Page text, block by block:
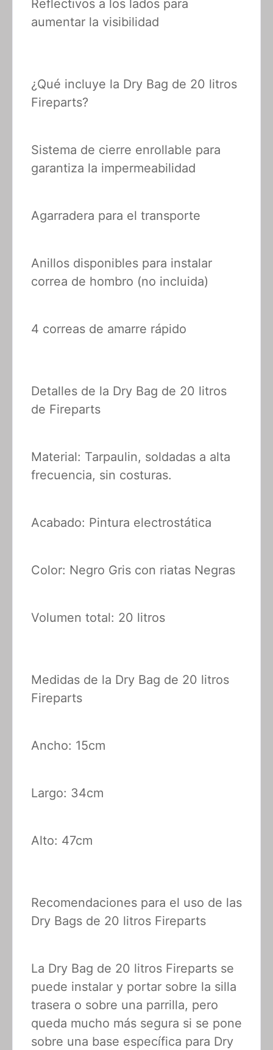
Reflectivos a los lados para
aumentar la visibilidad
¿Qué incluye la Dry Bag de 20 litros
Fireparts?
Sistema de cierre enrollable para
garantiza la impermeabilidad
Agarradera para el transporte
Anillos disponibles para instalar
correa de hombro (no incluida)
4 correas de amarre rápido
Detalles de la Dry Bag de 20 litros
de Fireparts
Material: Tarpaulin, soldadas a alta
frecuencia, sin costuras.
Acabado: Pintura electrostática
Color: Negro Gris con riatas Negras
Volumen total: 20 litros
Medidas de la Dry Bag de 20 litros
Fireparts
Ancho: 15cm
Largo: 34cm
Alto: 47cm
Recomendaciones para el uso de las
Dry Bags de 20 litros Fireparts
La Dry Bag de 20 litros Fireparts se
puede instalar y portar sobre la silla
trasera o sobre una parrilla, pero
queda mucho más segura si se pone
sobre una base específica para Dry